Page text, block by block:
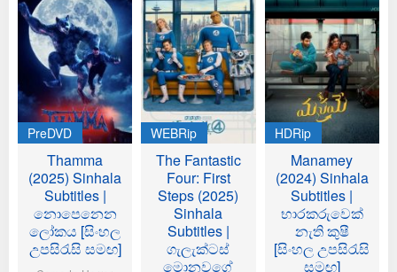
PreDVD
Thamma
(2025) Sinhala
Subtitles |
නොපෙනෙන
ලෝකය [සිංහල
උපසිරැසි සමඟ]
WEBRip
The Fantastic
Four: First
Steps (2025)
Sinhala
Subtitles |
ගැලැක්ටස්
මොනවගේ
HDRip
Manamey
(2024) Sinhala
Subtitles |
භාරකරුවෙක්
නැති කුෂී
[සිංහල උපසිරැසි
සමඟ]